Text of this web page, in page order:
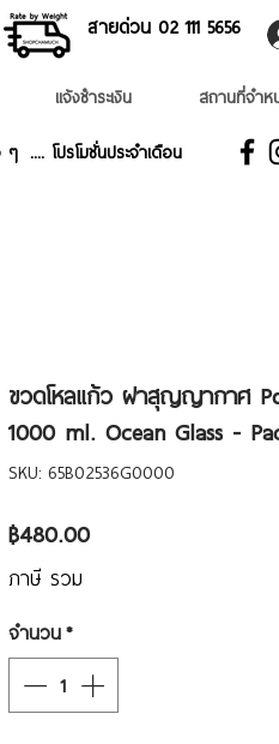
สายด่วน 02 ​111 5656
แจ้งชำระเงิน สถานที่จำห
ๆ .... โปรโมชั่นประจำเดือน
ขวดโหลแก้ว ฝาสุญญากาศ
1000 ml. Ocean Glass -
SKU: 65B02536G0000
฿480.00ราคา
ภาษี รวม
จำนวน*